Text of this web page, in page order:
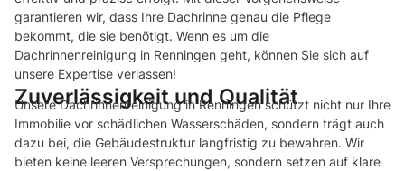
garantieren wir, dass Ihre Dachrinne genau die Pflege
bekommt, die sie benötigt. Wenn es um die
Dachrinnenreinigung in Renningen geht, können Sie sich auf
unsere Expertise verlassen!
Zuverlässigkeit und Qualität
Unsere Dachrinnenreinigung in Renningen schützt nicht nur Ihre
Immobilie vor schädlichen Wasserschäden, sondern trägt auch
dazu bei, die Gebäudestruktur langfristig zu bewahren. Wir
bieten keine leeren Versprechungen, sondern setzen auf klare